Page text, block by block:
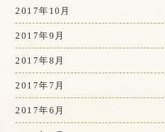
2017年10月
2017年9月
2017年8月
2017年7月
2017年6月